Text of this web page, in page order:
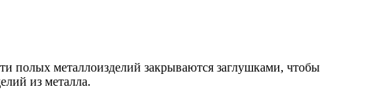
полых металлоизделий закрываются заглушками, чтобы
из металла.